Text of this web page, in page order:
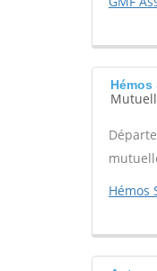
Hémos
Hémos